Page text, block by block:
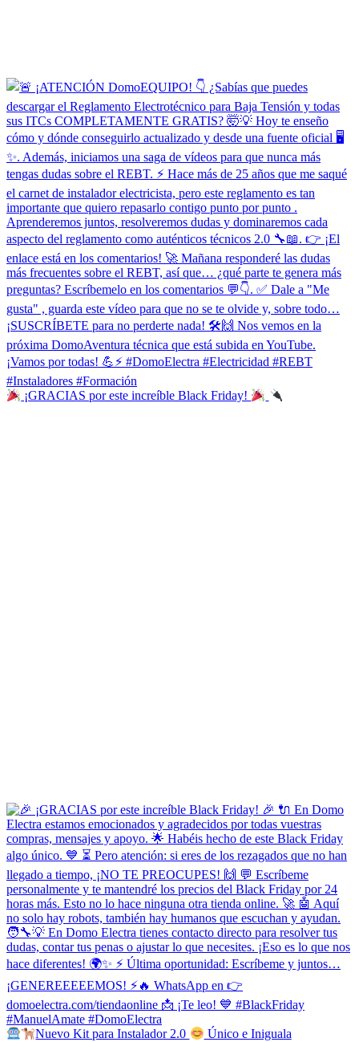
¡GRACIAS por este increíble Black Friday!
Nuevo Kit para Instalador 2.0 Único e Iniguala